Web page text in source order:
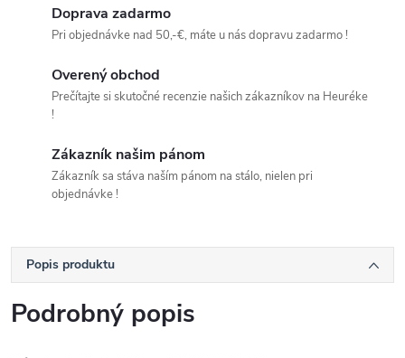
Doprava zadarmo
Pri objednávke nad 50,-€, máte u nás dopravu zadarmo !
Overený obchod
Prečítajte si skutočné recenzie našich zákazníkov na Heuréke
!
Zákazník našim pánom
Zákazník sa stáva naším pánom na stálo, nielen pri
objednávke !
Popis produktu
Podrobný popis